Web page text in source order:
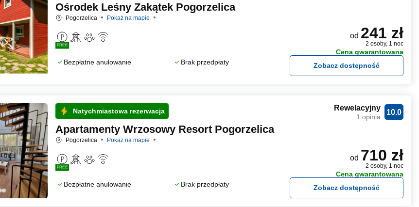
Ośrodek Leśny Zakątek Pogorzelica
Pogorzelica Pokaż na mapie
FREE
Bezpłatne anulowanie Brak przedpłaty
od 241 zł
2 osoby, 1 noc
Cena gwarantowana
Zobacz dostępność
Natychmiastowa rezerwacja
Apartamenty Wrzosowy Resort Pogorzelica
Pogorzelica Pokaż na mapie
FREE
Bezpłatne anulowanie Brak przedpłaty
10.0
Rewelacyjny
1 opinia
od 710 zł
2 osoby, 1 noc
Cena gwarantowana
Zobacz dostępność